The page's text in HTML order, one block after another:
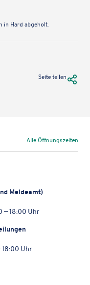
in Hard abgeholt.
Seite teilen URL
Alle Öffnungszeiten
Meldeamt)
— 18:00 Uhr
18:00 Uhr